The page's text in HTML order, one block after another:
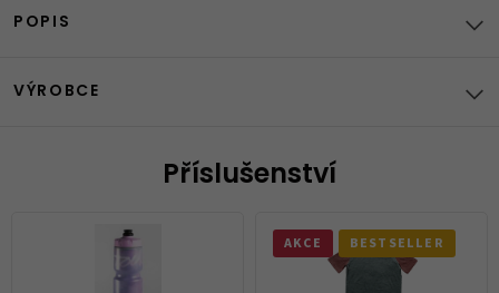
POPIS
VÝROBCE
Příslušenství
AKCE BESTSELLER